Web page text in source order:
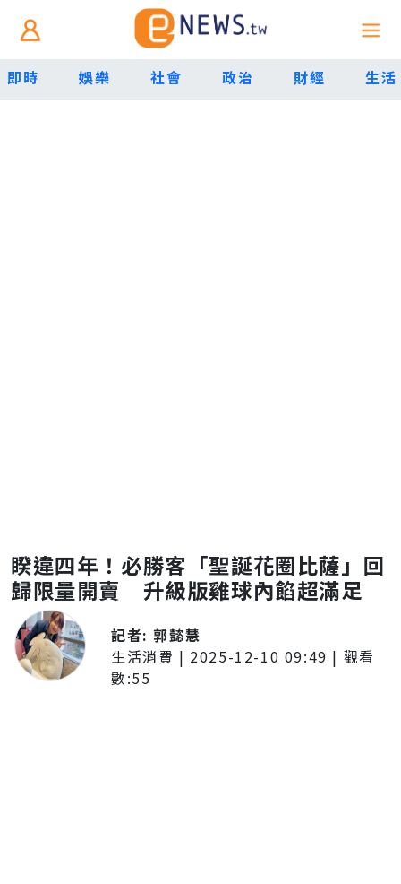
即時 娛樂 社會 政治 財經 生活
睽違四年！必勝客「聖誕花圈比薩」回
歸限量開賣 升級版雞球內餡超滿足
記者:郭懿慧
生活消費 | 2025-12-10 09:49 | 觀看
數:55